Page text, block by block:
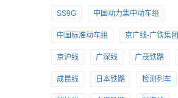
SS9G 中国动力集中动车组
中国标准动车组 京广线-广铁集团
京沪线 广深线 广茂铁路
成昆线 日本铁路 检测列车